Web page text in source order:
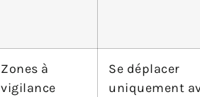
Zones à
vigilance
Se déplacer
uniquement